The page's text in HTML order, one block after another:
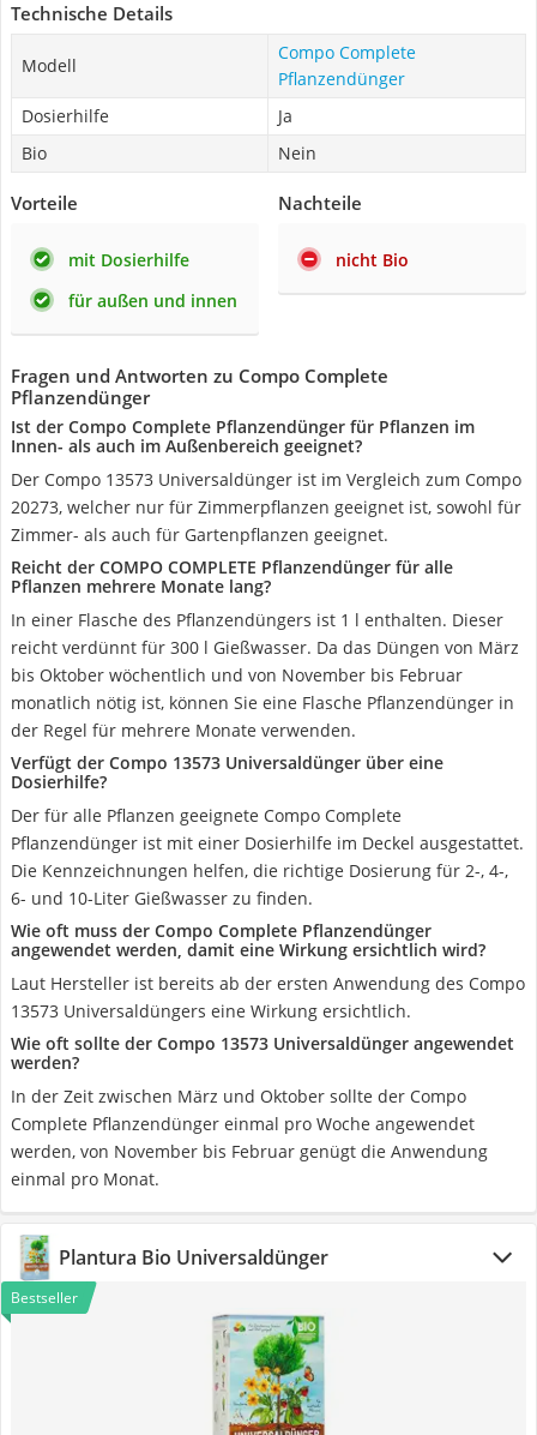
Technische Details
Modell
Compo Complete
Pflanzendünger
Dosierhilfe
Ja
Bio
Nein
Vorteile
mit Dosierhilfe
für außen und innen
Nachteile
nicht Bio
Fragen und Antworten zu Compo Complete
Pflanzendünger
Ist der Compo Complete Pflanzendünger für Pflanzen im
Innen- als auch im Außenbereich geeignet?
Der Compo 13573 Universaldünger ist im Vergleich zum Compo
20273, welcher nur für Zimmerpflanzen geeignet ist, sowohl für
Zimmer- als auch für Gartenpflanzen geeignet.
Reicht der COMPO COMPLETE Pflanzendünger für alle
Pflanzen mehrere Monate lang?
In einer Flasche des Pflanzendüngers ist 1 l enthalten. Dieser
reicht verdünnt für 300 l Gießwasser. Da das Düngen von März
bis Oktober wöchentlich und von November bis Februar
monatlich nötig ist, können Sie eine Flasche Pflanzendünger in
der Regel für mehrere Monate verwenden.
Verfügt der Compo 13573 Universaldünger über eine
Dosierhilfe?
Der für alle Pflanzen geeignete Compo Complete
Pflanzendünger ist mit einer Dosierhilfe im Deckel ausgestattet.
Die Kennzeichnungen helfen, die richtige Dosierung für 2-, 4-,
6- und 10-Liter Gießwasser zu finden.
Wie oft muss der Compo Complete Pflanzendünger
angewendet werden, damit eine Wirkung ersichtlich wird?
Laut Hersteller ist bereits ab der ersten Anwendung des Compo
13573 Universaldüngers eine Wirkung ersichtlich.
Wie oft sollte der Compo 13573 Universaldünger angewendet
werden?
In der Zeit zwischen März und Oktober sollte der Compo
Complete Pflanzendünger einmal pro Woche angewendet
werden, von November bis Februar genügt die Anwendung
einmal pro Monat.
Plantura Bio Universaldünger
Bestseller